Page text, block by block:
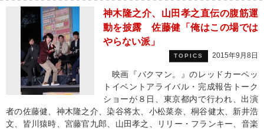
神木隆之介、山田孝之直伝の腹筋運
動を披露 佐藤健「俺はこの場では
やらない派」
TOPICS 2015年9月8日
映画『バクマン。』のレッドカーペッ
トイベントアライバル・完成報告トーク
ショーが８日、東京都内で行われ、出演
者の佐藤健、神木隆之介、染谷将太、小松菜奈、桐谷健太、新井浩
文、皆川猿時、宮藤官九郎、山田孝之、リリー・フランキー、音楽